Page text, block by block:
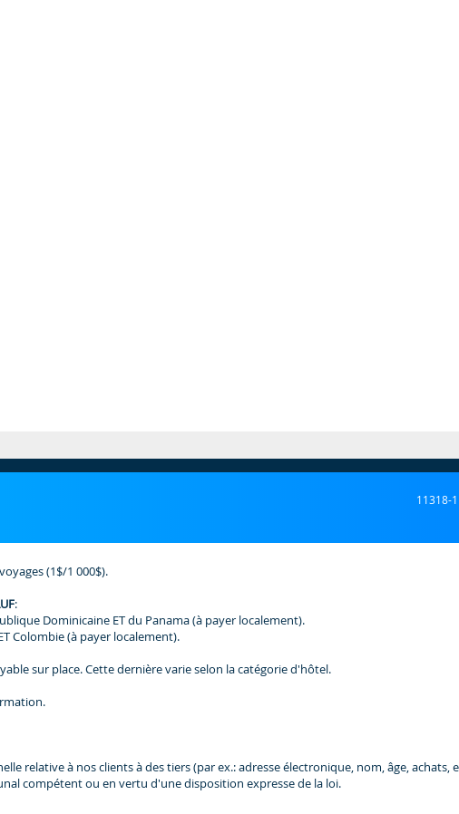
11318-
(1$/1 000$).
:
Dominicaine ET du Panama (à payer localement).
Colombie (à payer localement).
sur place. Cette dernière varie selon la catégorie d'hôtel.
relative à nos clients à des tiers (par ex.: adresse électronique, nom, âge, achats,
compétent ou en vertu d'une disposition expresse de la loi.